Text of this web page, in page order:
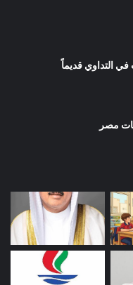
في التداوي قديماً
مصر